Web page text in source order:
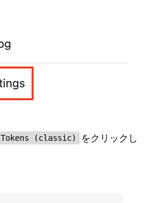
Tokens (classic)
をクリックし